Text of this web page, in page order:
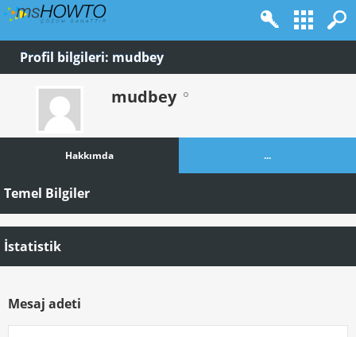
Profil bilgileri: mudbey
mudbey
Hakkımda ...
Temel Bilgiler
İstatistik
Mesaj adeti